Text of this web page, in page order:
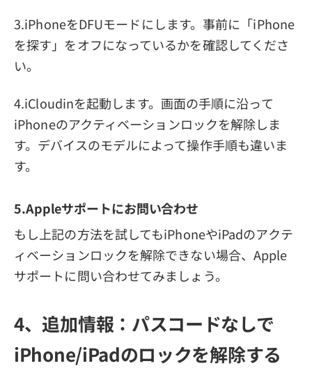
3.iPhoneをDFUモードにします。事前に「iPhone
を探す」をオフになっているかを確認してくださ
い。
4.iCloudinを起動します。画面の手順に沿って
iPhoneのアクティベーションロックを解除しま
す。デバイスのモデルによって操作手順も違いま
す。
5.Appleサポートにお問い合わせ
もし上記の方法を試してもiPhoneやiPadのアクテ
ィベーションロックを解除できない場合、Apple
サポートに問い合わせてみましょう。
4、追加情報：パスコードなしで
iPhone/iPadのロックを解除する